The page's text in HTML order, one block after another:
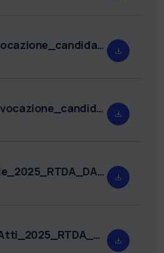
Richiesta_convocazione_candidati_2025_RTDA_DABC_15.pdf
Variazione_convocazione_candidati_2025_RTDA_DABC_15.pdf
Relazione_Finale_2025_RTDA_DABC_15.pdf
Approvazione_Atti_2025_RTDA_DABC_15.pdf